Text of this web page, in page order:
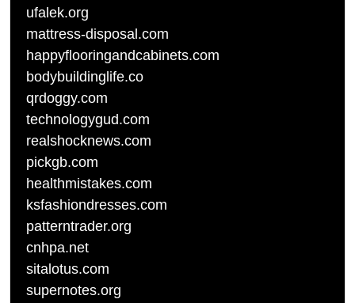
ufalek.org
mattress-disposal.com
happyflooringandcabinets.com
bodybuildinglife.co
qrdoggy.com
technologygud.com
realshocknews.com
pickgb.com
healthmistakes.com
ksfashiondresses.com
patterntrader.org
cnhpa.net
sitalotus.com
supernotes.org